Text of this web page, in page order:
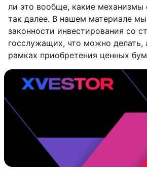
ли это вообще, какие механизмы
так далее. В нашем материале
законности инвестирования со
госслужащих, что можно делать,
рамках приобретения ценных